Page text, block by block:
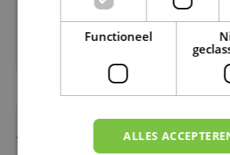
Verkrijgbaar in onze winkels in
Panne
Specificaties
Functioneel
ALLES